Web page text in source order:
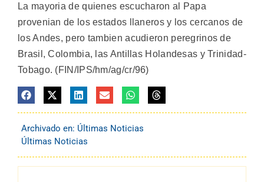
La mayoria de quienes escucharon al Papa
provenian de los estados llaneros y los cercanos de
los Andes, pero tambien acudieron peregrinos de
Brasil, Colombia, las Antillas Holandesas y Trinidad-
Tobago. (FIN/IPS/hm/ag/cr/96)
Archivado en: Últimas Noticias
Últimas Noticias